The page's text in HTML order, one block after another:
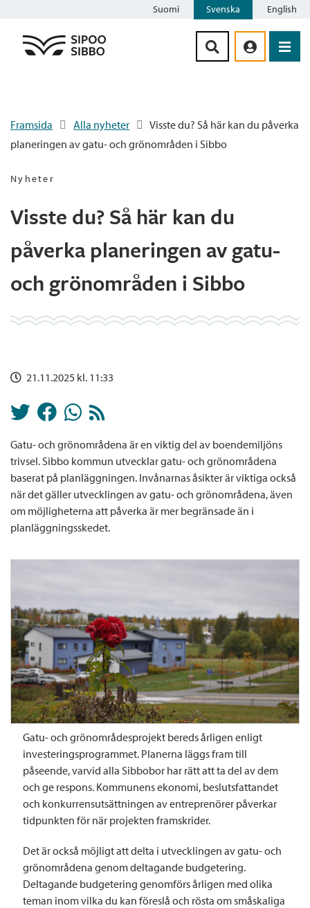
Suomi Svenska English
Framsida Alla nyheter
Visste du? Så här kan du påverka
planeringen av gatu- och grönområden i Sibbo
Nyheter
Visste du? Så här kan du
påverka planeringen av gatu-
och grönområden i Sibbo
21.11.2025 kl. 11:33
Gatu- och grönområdena är en viktig del av boendemiljöns
trivsel. Sibbo kommun utvecklar gatu- och grönområdena
baserat på planläggningen. Invånarnas åsikter är viktiga också
när det gäller utvecklingen av gatu- och grönområdena, även
om möjligheterna att påverka är mer begränsade än i
planläggningsskedet.
Gatu- och grönområdesprojekt bereds årligen enligt
investeringsprogrammet. Planerna läggs fram till
påseende, varvid alla Sibbobor har rätt att ta del av dem
och ge respons. Kommunens ekonomi, beslutsfattandet
och konkurrensutsättningen av entreprenörer påverkar
tidpunkten för när projekten framskrider.
Det är också möjligt att delta i utvecklingen av gatu- och
grönområdena genom deltagande budgetering.
Deltagande budgetering genomförs årligen med olika
teman inom vilka du kan föreslå och rösta om småskaliga